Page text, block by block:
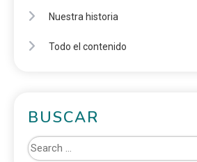
Nuestra historia
Todo el contenido
BUSCAR